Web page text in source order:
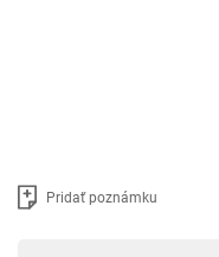
Pridať poznámku